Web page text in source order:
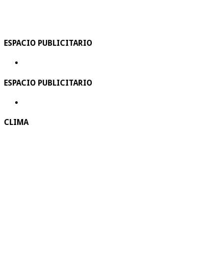
ESPACIO PUBLICITARIO
ESPACIO PUBLICITARIO
CLIMA